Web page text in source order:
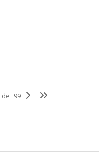
de 99